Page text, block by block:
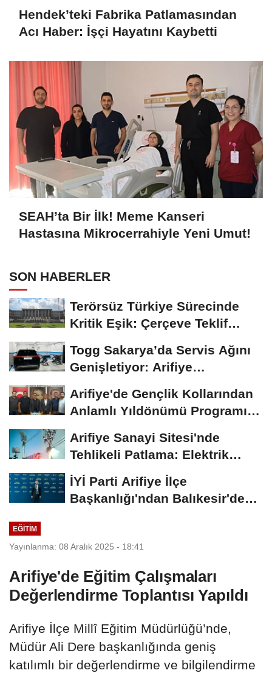
Hendek’teki Fabrika Patlamasından
Acı Haber: İşçi Hayatını Kaybetti
SEAH’ta Bir İlk! Meme Kanseri
Hastasına Mikrocerrahiyle Yeni Umut!
SON HABERLER
Terörsüz Türkiye Sürecinde
Kritik Eşik: Çerçeve Teklif
Togg Sakarya’da Servis Ağını
Genişletiyor: Arifiye
Arifiye'de Gençlik Kollarından
Anlamlı Yıldönümü Programı:
Arifiye Sanayi Sitesi'nde
Tehlikeli Patlama: Elektrik
Altyapısı Çöktü,...
İYİ Parti Arifiye İlçe
Başkanlığı'ndan Balıkesir'deki
EĞITIM
Yayınlanma: 08 Aralık 2025 - 18:41
Arifiye'de Eğitim Çalışmaları
Değerlendirme Toplantısı Yapıldı
Arifiye İlçe Millî Eğitim Müdürlüğü’nde,
Müdür Ali Dere başkanlığında geniş
katılımlı bir değerlendirme ve bilgilendirme